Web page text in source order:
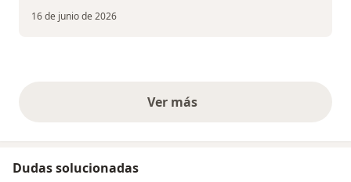
16 de junio de 2026
Ver másopiniones anteriores
Dudas solucionadas